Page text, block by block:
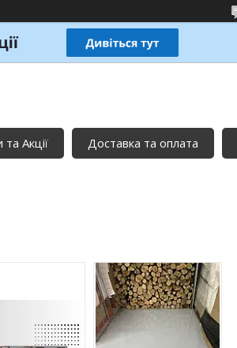
Акції Доставка та оплата